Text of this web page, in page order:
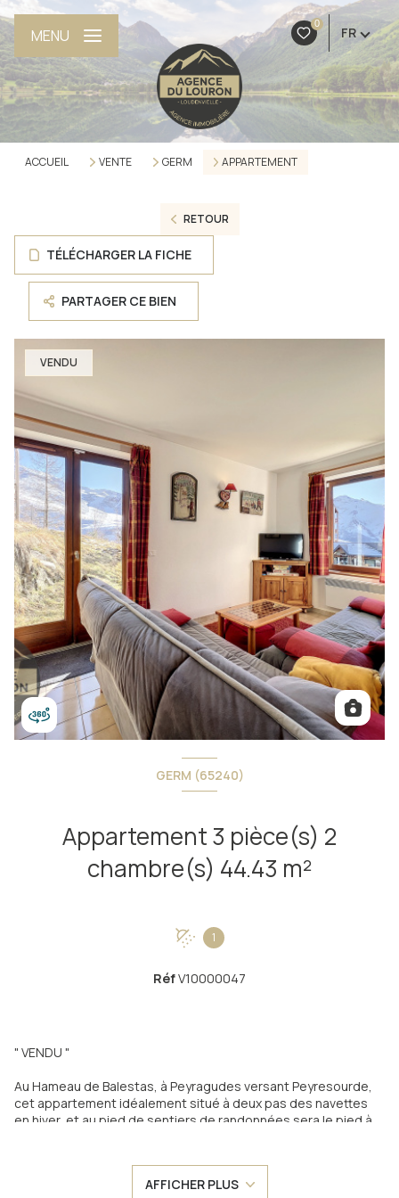
0
FR
MENU
ACCUEIL VENTE GERM APPARTEMENT
RETOUR
TÉLÉCHARGER LA FICHE
PARTAGER CE BIEN
VENDU
GERM (65240)
Appartement 3 pièce(s) 2
chambre(s) 44.43 m²
1
RéfV10000047
" VENDU "
Au Hameau de Balestas, à Peyragudes versant Peyresourde,
cet appartement idéalement situé à deux pas des navettes
en hiver, et au pied de sentiers de randonnées sera le pied à
Cet appartement T3 de plain-pied, de près de 41m² se
AFFICHER PLUS